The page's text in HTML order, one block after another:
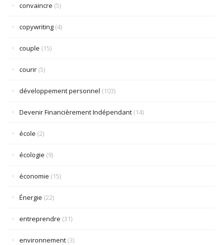
convaincre (5)
copywriting (4)
couple (15)
courir (5)
développement personnel (103)
Devenir Financièrement Indépendant (14)
école (2)
écologie (9)
économie (15)
Énergie (22)
entreprendre (31)
environnement (3)